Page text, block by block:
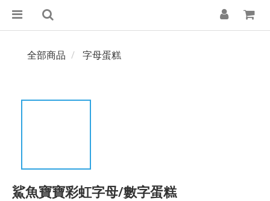
全部商品 字母蛋糕
鯊魚寶寶彩虹字母/數字蛋糕